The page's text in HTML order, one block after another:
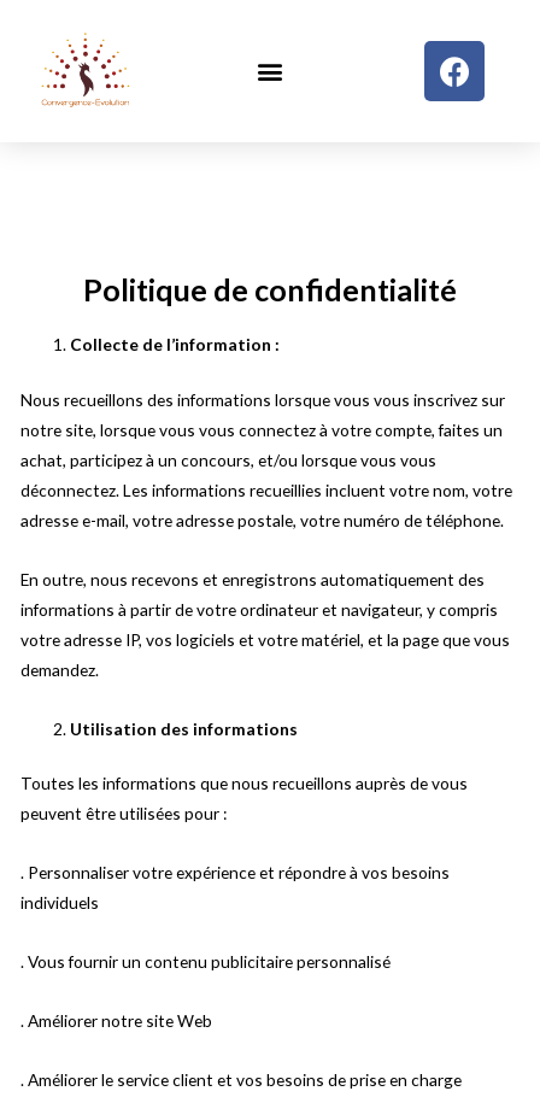
Politique de confidentialité
Collecte de l’information :
Nous recueillons des informations lorsque vous vous inscrivez sur
notre site, lorsque vous vous connectez à votre compte, faites un
achat, participez à un concours, et/ou lorsque vous vous
déconnectez. Les informations recueillies incluent votre nom, votre
adresse e-mail, votre adresse postale, votre numéro de téléphone.
En outre, nous recevons et enregistrons automatiquement des
informations à partir de votre ordinateur et navigateur, y compris
votre adresse IP, vos logiciels et votre matériel, et la page que vous
demandez.
Utilisation des informations
Toutes les informations que nous recueillons auprès de vous
peuvent être utilisées pour :
. Personnaliser votre expérience et répondre à vos besoins
individuels
. Vous fournir un contenu publicitaire personnalisé
. Améliorer notre site Web
. Améliorer le service client et vos besoins de prise en charge